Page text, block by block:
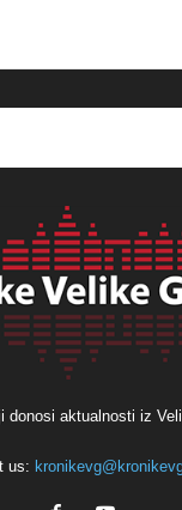
donosi aktualnosti iz
us: